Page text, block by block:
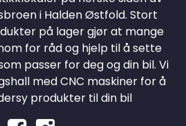
i Halden Østfold. Stort
på lager gjør at mange
for råd og hjelp til å sette
passer for deg og din bil. Vi
med CNC maskiner for å
produkter til din bil